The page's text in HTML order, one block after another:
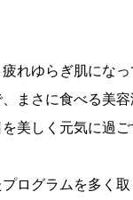
れゆらぎ肌にな
まさに食べる美
美しく元気に過
ログラムを多く取